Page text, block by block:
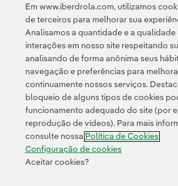
dos cabos submarinos de energia
Cabos submarinos na
da economia (casos de
infraestruturas elétricas)
Os cabos submarinos de energia
fundamentais para a eletrificação, já
integração de energias renováveis e
Em www.iberdrola.com, utilizamos
de terceiros para melhorar sua
Analisamos a quantidade e a qualidade
interações em nosso site respeitando
analisando de forma anônima seus
navegação e preferências para
continuamente nossos serviços.
bloqueio de alguns tipos de cookies
funcionamento adequado do site (por
reprodução de vídeos). Para mais
consulte nossa Política de Cookies
Configuração de cookies
Aceitar cookies?